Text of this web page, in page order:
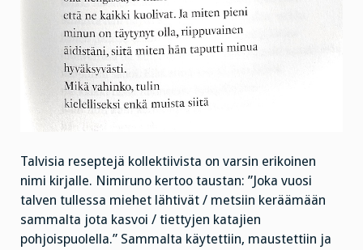
Talvisia reseptejä kollektiivista on varsin erikoinen
nimi kirjalle. Nimiruno kertoo taustan: ”Joka vuosi
talven tullessa miehet lähtivät / metsiin keräämään
sammalta jota kasvoi / tiettyjen katajien
pohjoispuolella.” Sammalta käytettiin, maustettiin ja